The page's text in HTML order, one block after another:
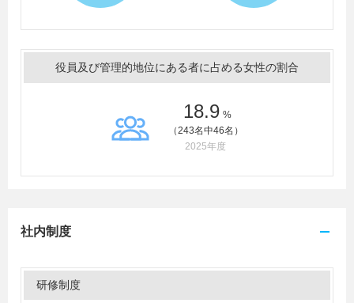
役員及び管理的地位にある者に占める女性の割合
18.9 %
（243名中46名）
2025年度
社内制度
研修制度